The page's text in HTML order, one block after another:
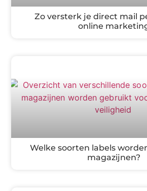
Zo versterk je direct mail
online
Welke soorten labels
magazijnen?